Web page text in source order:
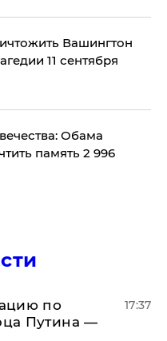
Вашингтон
11 сентября
Обама
память 2 996
по
Путина —
17:37